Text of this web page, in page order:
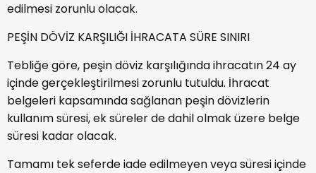
edilmesi zorunlu olacak.
PEŞİN DÖVİZ KARŞILIĞI İHRACATA SÜRE SINIRI
Tebliğe göre, peşin döviz karşılığında ihracatın 24 ay
içinde gerçekleştirilmesi zorunlu tutuldu. İhracat
belgeleri kapsamında sağlanan peşin dövizlerin
kullanım süresi, ek süreler de dahil olmak üzere belge
süresi kadar olacak.
Tamamı tek seferde iade edilmeyen veya süresi içinde